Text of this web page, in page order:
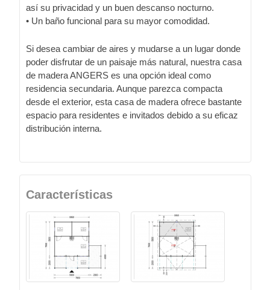
así su privacidad y un buen descanso nocturno.
• Un baño funcional para su mayor comodidad.
Si desea cambiar de aires y mudarse a un lugar donde
poder disfrutar de un paisaje más natural, nuestra casa
de madera ANGERS es una opción ideal como
residencia secundaria. Aunque parezca compacta
desde el exterior, esta casa de madera ofrece bastante
espacio para residentes e invitados debido a su eficaz
distribución interna.
Características